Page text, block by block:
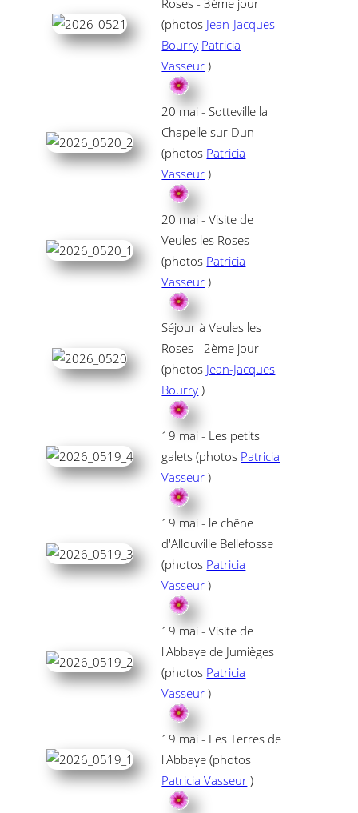
Roses - 3ème jour
(photos Jean-Jacques
Bourry Patricia
Vasseur )
20 mai - Sotteville la
Chapelle sur Dun
(photos Patricia
Vasseur )
20 mai - Visite de
Veules les Roses
(photos Patricia
Vasseur )
Séjour à Veules les
Roses - 2ème jour
(photos Jean-Jacques
Bourry )
19 mai - Les petits
galets (photos Patricia
Vasseur )
19 mai - le chêne
d'Allouville Bellefosse
(photos Patricia
Vasseur )
19 mai - Visite de
l'Abbaye de Jumièges
(photos Patricia
Vasseur )
19 mai - Les Terres de
l'Abbaye (photos
Patricia Vasseur )